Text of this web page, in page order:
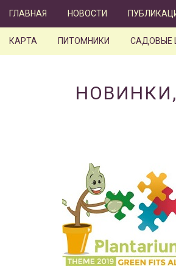
ГЛАВНАЯ НОВОСТИ
КАРТА ПИТОМНИКИ САДОВЫЕ